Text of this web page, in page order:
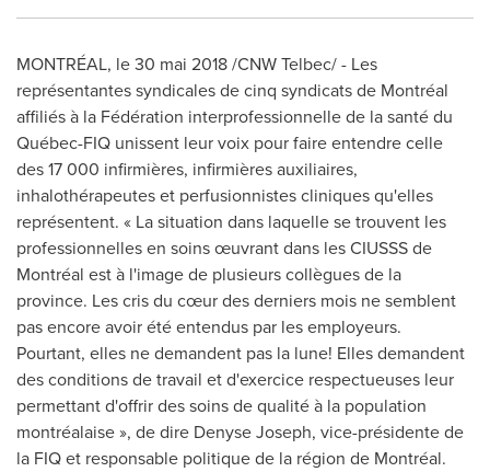
MONTRÉAL, le 30 mai 2018 /CNW Telbec/ - Les
représentantes syndicales de cinq syndicats de Montréal
affiliés à la Fédération interprofessionnelle de la santé du
Québec-FIQ unissent leur voix pour faire entendre celle
des 17 000 infirmières, infirmières auxiliaires,
inhalothérapeutes et perfusionnistes cliniques qu'elles
représentent. « La situation dans laquelle se trouvent les
professionnelles en soins œuvrant dans les CIUSSS de
Montréal est à l'image de plusieurs collègues de la
province. Les cris du cœur des derniers mois ne semblent
pas encore avoir été entendus par les employeurs.
Pourtant, elles ne demandent pas la lune! Elles demandent
des conditions de travail et d'exercice respectueuses leur
permettant d'offrir des soins de qualité à la population
montréalaise », de dire Denyse Joseph, vice-présidente de
la FIQ et responsable politique de la région de Montréal.